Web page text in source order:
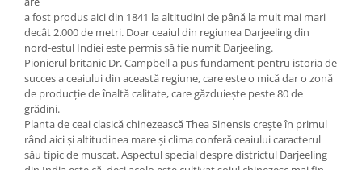
a fost produs aici din 1841 la altitudini de până la mult mai mari
decât 2.000 de metri. Doar ceaiul din regiunea Darjeeling din
nord-estul Indiei este permis să fie numit Darjeeling.
Pionierul britanic Dr. Campbell a pus fundament pentru istoria de
succes a ceaiului din această regiune, care este o mică dar o zonă
de producție de înaltă calitate, care găzduiește peste 80 de
grădini.
Planta de ceai clasică chinezească Thea Sinensis crește în primul
rând aici și altitudinea mare și clima conferă ceaiului caracterul
său tipic de muscat. Aspectul special despre districtul Darjeeling